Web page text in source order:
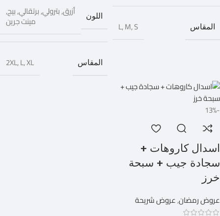
المقاس L,M,S
اللون أزرق,بترولي,برتقالي,بيج,
مينت جرين
المقاس 2XL,L,XL
-13%
اسدال كاروهات +
سجادة جيب + سبحة
خرز
عروض رمضان,عروض شريحة